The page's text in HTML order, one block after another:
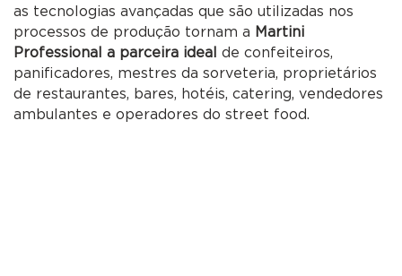
as tecnologias avançadas que são utilizadas nos
processos de produção tornam a Martini
Professional a parceira ideal de confeiteiros,
panificadores, mestres da sorveteria, proprietários
de restaurantes, bares, hotéis, catering, vendedores
ambulantes e operadores do street food.